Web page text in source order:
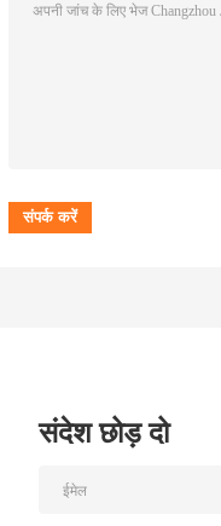
संदेश छोड़ दो